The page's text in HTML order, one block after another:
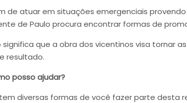
de atuar em situações emergenciais
de Paulo procura encontrar formas de
significa que a obra dos vicentinos visa tornar
resultado.
posso ajudar?
diversas formas de você fazer parte desta